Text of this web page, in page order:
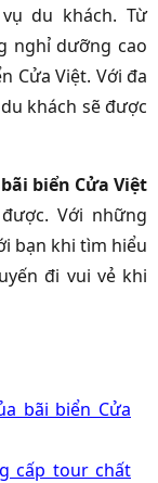
du khách. Từ
nghỉ dưỡng cao
Cửa Việt. Với đa
khách sẽ được
bãi biển Cửa Việt
Với những
bạn khi tìm hiểu
đi vui vẻ khi
bãi biển Cửa
cấp tour chất